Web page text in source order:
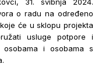
31. svibnja 2024.
o radu na određeno
će u sklopu projekta
usluge potpore i
osobama i osobama s